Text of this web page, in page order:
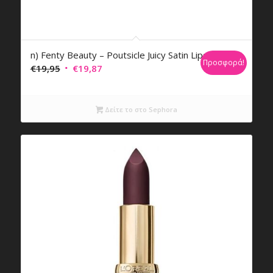
n) Fenty Beauty – Poutsicle Juicy Satin Lipstick
€19,95 Original
€19,87Η
είναι:
€19,87.
Προσφορά!
Δείτε το στο Sephora